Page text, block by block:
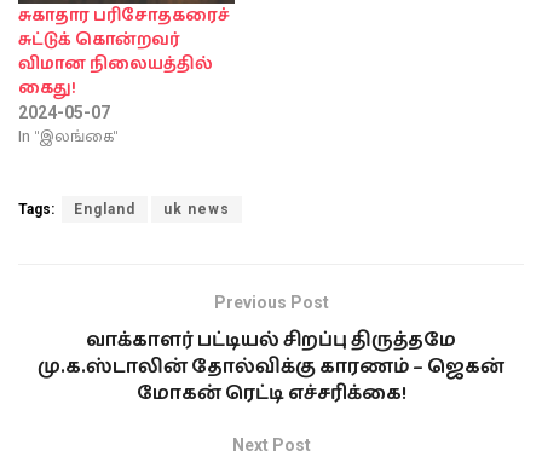
சுகாதார பரிசோதகரைச்
சுட்டுக் கொன்றவர்
விமான நிலையத்தில்
கைது!
2024-05-07
In "இலங்கை"
Tags: England uk news
Previous Post
வாக்காளர் பட்டியல் சிறப்பு திருத்தமே
மு.க.ஸ்டாலின் தோல்விக்கு காரணம் – ஜெகன்
மோகன் ரெட்டி எச்சரிக்கை!
Next Post